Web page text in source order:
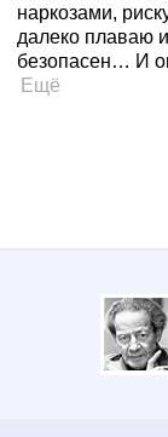
наркозами,
далеко плаваю
безопасен… И
Ещё